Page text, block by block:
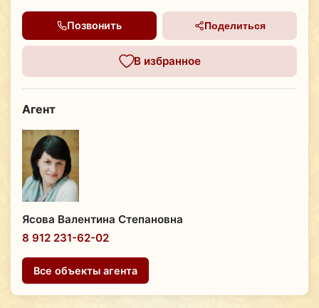
Позвонить Поделиться
В избранное
Агент
Ясова Валентина Степановна
8 912 231-62-02
Все объекты агента